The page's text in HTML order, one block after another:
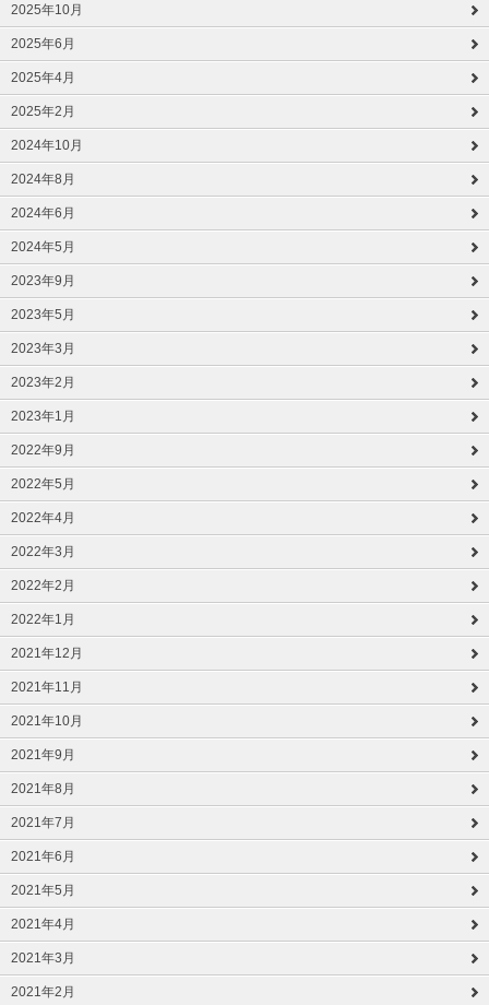
2025年10月
2025年6月
2025年4月
2025年2月
2024年10月
2024年8月
2024年6月
2024年5月
2023年9月
2023年5月
2023年3月
2023年2月
2023年1月
2022年9月
2022年5月
2022年4月
2022年3月
2022年2月
2022年1月
2021年12月
2021年11月
2021年10月
2021年9月
2021年8月
2021年7月
2021年6月
2021年5月
2021年4月
2021年3月
2021年2月